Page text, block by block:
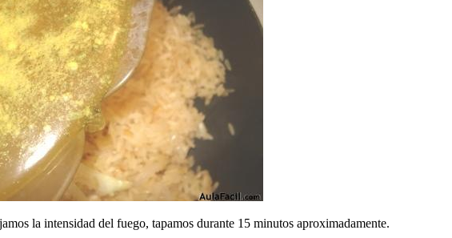
la intensidad del fuego, tapamos durante 15 minutos aproximadamente.